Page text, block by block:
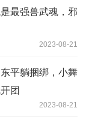
最强兽武魂，邪
2023-08-21
平躺捆绑，小舞
团
2023-08-21